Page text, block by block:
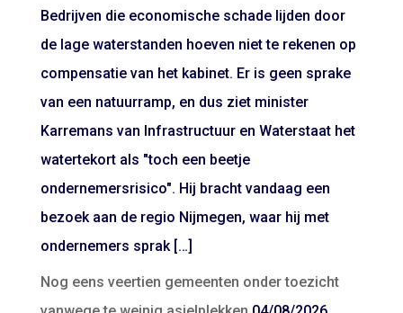
Bedrijven die economische schade lijden door
de lage waterstanden hoeven niet te rekenen op
compensatie van het kabinet. Er is geen sprake
van een natuurramp, en dus ziet minister
Karremans van Infrastructuur en Waterstaat het
watertekort als "toch een beetje
ondernemersrisico". Hij bracht vandaag een
bezoek aan de regio Nijmegen, waar hij met
ondernemers sprak […]
Nog eens veertien gemeenten onder toezicht